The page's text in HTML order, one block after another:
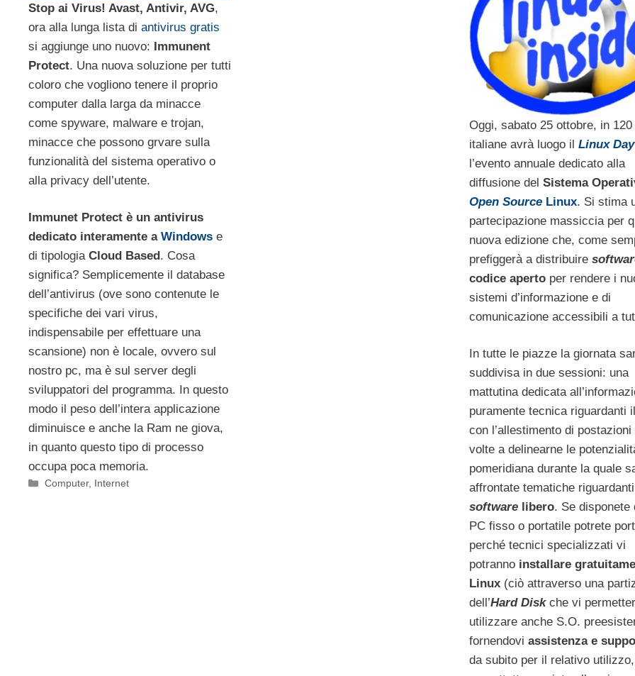
Stop ai Virus! Avast, Antivir, AVG,
ora alla lunga lista di antivirus gratis
si aggiunge uno nuovo: Immunent
Protect. Una nuova soluzione per tutti
coloro che vogliono tenere il proprio
computer dalla larga da minacce
come spyware, malware e trojan,
minacce che possono grvare sulla
funzionalità del sistema operativo o
alla privacy dell’utente.
Immunet Protect è un antivirus
dedicato interamente a Windows e
di tipologiaCloud Based . Cosa
significa? Semplicemente il database
dell’antivirus (ove sono contenute le
specifiche dei vari virus,
indispensabile per effettuare una
scansione) non è locale, ovvero sul
nostro pc, ma è sul server degli
sviluppatori del programma. In questo
modo il peso dell’intera applicazione
diminuisce e anche la Ram ne giova,
in quanto questo tipo di processo
occupa poca memoria.
Categorie
Computer, Internet
Oggi, sabato 25 ottobre, in
italiane avrà luogo il Linux
l’evento annuale dedicato alla
diffusione del Sistema
Open Source Linux. Si stima
partecipazione massiccia per
nuova edizione che, come
prefiggerà a distribuire
codice aperto per rendere i
sistemi d’informazione e di
comunicazione accessibili a
In tutte le piazze la giornata
suddivisa in due sessioni: una
mattutina dedicata
puramente tecnica riguardanti
con l’allestimento di postazioni
volte a delinearne le
pomeridiana durante la quale
affrontate tematiche
software libero. Se disponete
PC fisso o portatile potrete
perché tecnici specializzati vi
potranno installare
Linux (ciò attraverso una
dell’Hard Diskche vi
utilizzare anche S.O.
fornendovi assistenza e
da subito per il relativo utilizzo,